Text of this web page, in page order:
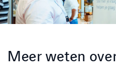
Meer weten